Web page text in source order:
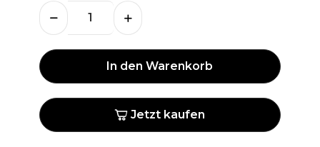
In den Warenkorb
Jetzt kaufen